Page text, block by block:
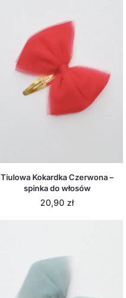
Tiulowa Kokardka Czerwona –
spinka do włosów
20,90 zł